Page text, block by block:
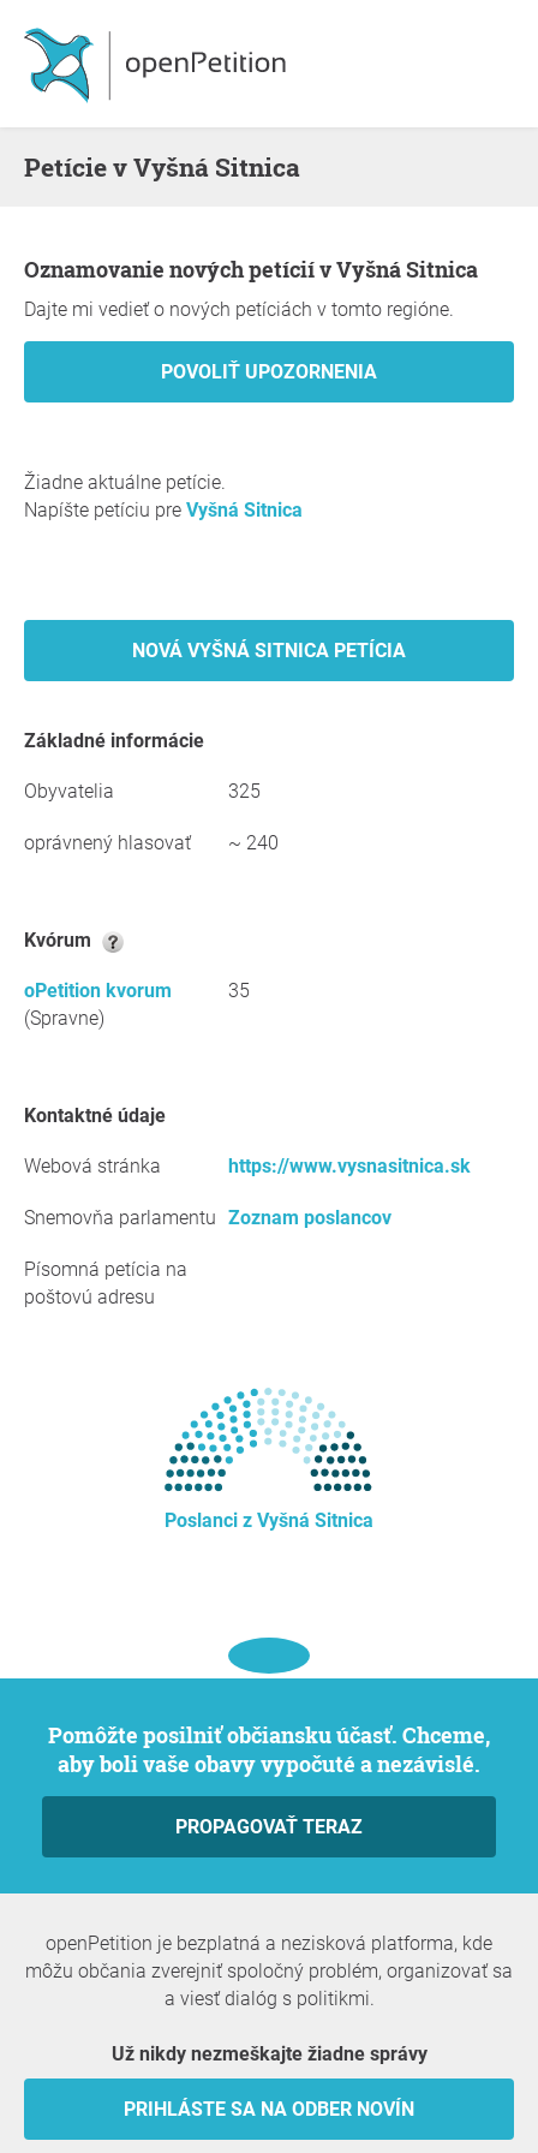
Petície v Vyšná Sitnica
Oznamovanie nových petícií v Vyšná Sitnica
Dajte mi vedieť o nových petíciách v tomto regióne.
Žiadne aktuálne petície.
Napíšte petíciu pre Vyšná Sitnica
NOVÁ VYŠNÁ SITNICA PETÍCIA
Základné informácie
Obyvatelia 325
oprávnený hlasovať ~ 240
kvórum
oPetition kvorum
(Spravne)
35
kontaktné údaje
Webová stránka https://www.vysnasitnica.sk
Snemovňa parlamentu Zoznam poslancov
Písomná petícia na
poštovú adresu
Poslanci z Vyšná Sitnica
Pomôžte posilniť občiansku účasť. Chceme,
aby boli vaše obavy vypočuté a nezávislé.
PROPAGOVAŤ TERAZ
openPetition je bezplatná a nezisková platforma, kde
môžu občania zverejniť spoločný problém, organizovať sa
a viesť dialóg s politikmi.
Už nikdy nezmeškajte žiadne správy
PRIHLÁSTE SA NA ODBER NOVÍN